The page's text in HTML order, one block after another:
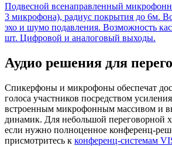
Подвесной всенаправленный
3 микрофона), радиус покрытия до 6м.
эхо и шумо подавления. Возможность
шт. Цифровой и аналоговый выходы.
Аудио решения для
Спикерфоны и микрофоны обеспечат
голоса участников посредством
встроенным микрофонным массивом и
динамик. Для небольшой переговорной
если нужно полноценное конференц-
присмотритесь к конференц-системам